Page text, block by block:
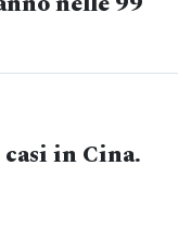
in Cina.